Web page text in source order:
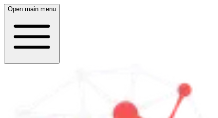
Open main menu